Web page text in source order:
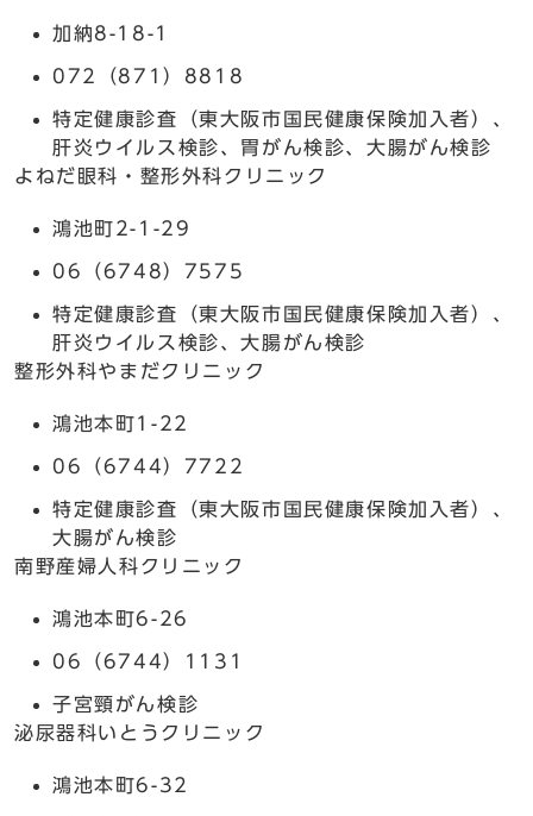
加納8-18-1
072（871）8818
特定健康診査（東大阪市国民健康保険加入者）、
肝炎ウイルス検診、胃がん検診、大腸がん検診
よねだ眼科・整形外科クリニック
鴻池町2-1-29
06（6748）7575
特定健康診査（東大阪市国民健康保険加入者）、
肝炎ウイルス検診、大腸がん検診
整形外科やまだクリニック
鴻池本町1-22
06（6744）7722
特定健康診査（東大阪市国民健康保険加入者）、
大腸がん検診
南野産婦人科クリニック
鴻池本町6-26
06（6744）1131
子宮頸がん検診
泌尿器科いとうクリニック
鴻池本町6-32